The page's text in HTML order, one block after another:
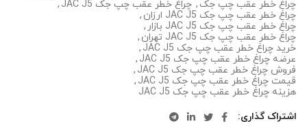
چراغ خطر عقب چپ جک , چراغ خطر عقب چپ جک JAC J5
,
چراغ خطر عقب چپ جک JAC J5 ارزان
,
چراغ خطر عقب چپ جک JAC J5 بازار
,
چراغ خطر عقب چپ جک JAC J5 تهران
,
خرید چراغ خطر عقب چپ جک JAC J5
,
عرضه چراغ خطر عقب چپ جک JAC J5
,
فروش چراغ خطر عقب چپ جک JAC J5
,
قیمت چراغ خطر عقب چپ جک JAC J5
,
هزینه چراغ خطر عقب چپ جک JAC J5
اشتراک گذاری